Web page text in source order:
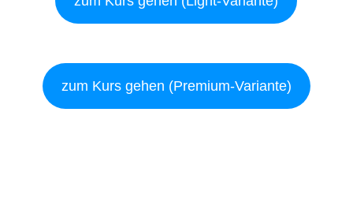
zum Kurs gehen (Premium-Variante)